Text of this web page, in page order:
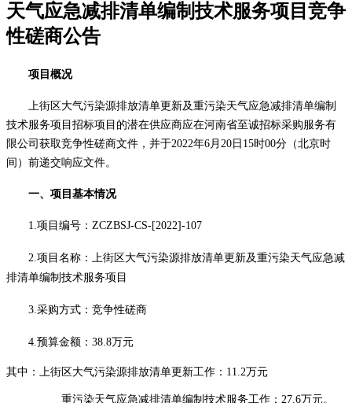
天气应急减排清单编制技术服务项目竞争
性磋商公告
项目概况
上街区大气污染源排放清单更新及重污染天气应急减排清单编制
技术服务项目 招标项目的潜在供应商应在河南省至诚招标采购服务有
限公司获取竞争性磋商文件，并于2022年6月20日15时00分（北京时
间）前递交响应文件。
一、项目基本情况
1.项目编号： ZCZBSJ-CS-[2022]-107
2.项目名称：上街区大气污染源排放清单更新及重污染天气应急减
排清单编制技术服务项目
3.采购方式：竞争性磋商
4.预算金额：38.8万元
其中：上街区大气污染源排放清单更新工作： 11.2万元
重污染天气应急减排清单编制技术服务工作： 27.6万元。